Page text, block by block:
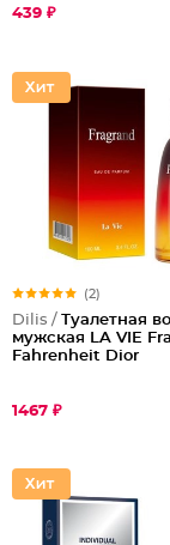
439 ₽
(2)
Dilis / Туалетная
мужская LA VIE
Fahrenheit Dior
1467 ₽